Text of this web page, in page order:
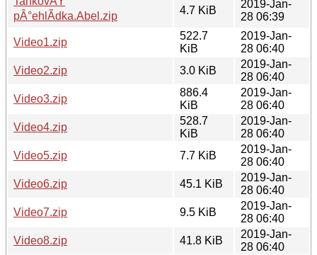
pÂ°ehlÃdka.Abel.zip
4.7 KiB
2019-Jan-
28 06:39
Video1.zip
522.7
KiB
2019-Jan-
28 06:40
Video2.zip
3.0 KiB
2019-Jan-
28 06:40
Video3.zip
886.4
KiB
2019-Jan-
28 06:40
Video4.zip
528.7
KiB
2019-Jan-
28 06:40
Video5.zip
7.7 KiB
2019-Jan-
28 06:40
Video6.zip
45.1 KiB
2019-Jan-
28 06:40
Video7.zip
9.5 KiB
2019-Jan-
28 06:40
Video8.zip
41.8 KiB
2019-Jan-
28 06:40